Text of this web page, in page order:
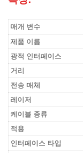
매개 변수
제품 이름
광적 인터페이스
거리
전송 매체
레이저
케이블 종류
적용
인터페이스 타입